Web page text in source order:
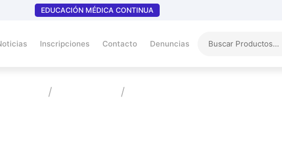
EDUCACIÓN MÉDICA CONTINUA
Inscripciones Contacto Denuncias